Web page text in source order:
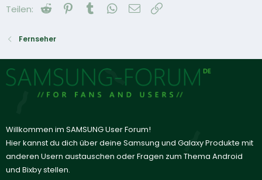
Teilen: Reddit Pinterest
Tumblr WhatsApp
E-Mail
Fernseher
Willkommen im SAMSUNG User Forum!
Hier kannst du dich über deine Samsung und Galaxy Produkte mit
anderen Usern austauschen oder Fragen zum Thema Android
und Bixby stellen.